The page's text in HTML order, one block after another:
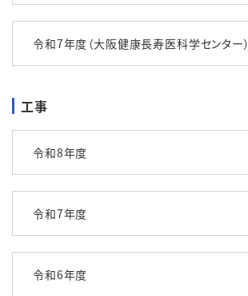
令和7年度（大阪健康長寿医科学センター）
工事
令和8年度
令和7年度
令和6年度